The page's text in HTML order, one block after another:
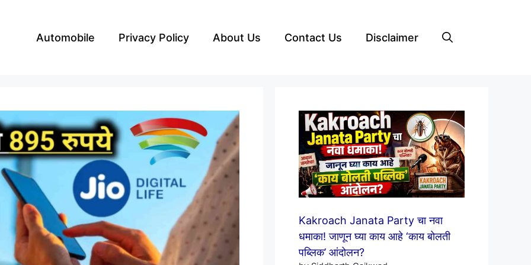
Automobile Privacy Policy About Us Contact Us Disclaimer
Kakroach Janata Party चा नवा
धमाका! जाणून घ्या काय आहे ‘काय बोलती
पब्लिक’ आंदोलन?